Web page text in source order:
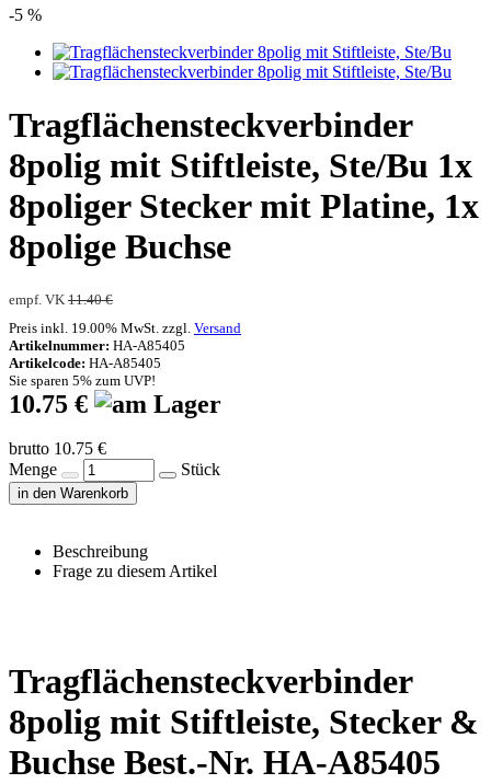
-5 %
Tragflächensteckverbinder
8polig mit Stiftleiste, Ste/Bu 1x
8poliger Stecker mit Platine, 1x
8polige Buchse
empf. VK 11.40 €
Preis inkl. 19.00% MwSt. zzgl. Versand
Artikelnummer: HA-A85405
Artikelcode: HA-A85405
Sie sparen 5% zum UVP!
10.75 €
brutto 10.75 €
Menge
Stück
in den Warenkorb
Beschreibung
Frage zu diesem Artikel
Tragflächensteckverbinder
8polig mit Stiftleiste, Stecker &
Buchse Best.-Nr. HA-A85405